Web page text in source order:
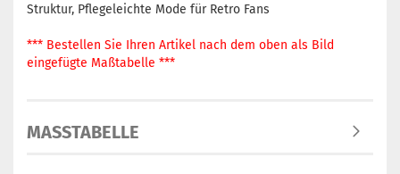
Struktur, Pflegeleichte Mode für Retro Fans
*** Bestellen Sie Ihren Artikel nach dem oben als Bild
eingefügte Maßtabelle ***
MASSTABELLE